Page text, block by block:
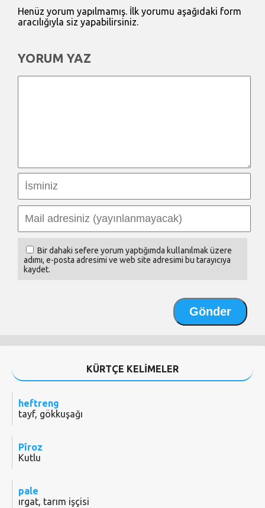
Henüz yorum yapılmamış. İlk yorumu aşağıdaki form
aracılığıyla siz yapabilirsiniz.
YORUM YAZ
Bir dahaki sefere yorum yaptığımda kullanılmak üzere
adımı, e-posta adresimi ve web site adresimi bu tarayıcıya
kaydet.
KÜRTÇE KELİMELER
heftreng
tayf, gökkuşağı
Pîroz
Kutlu
pale
ırgat, tarım işçisi